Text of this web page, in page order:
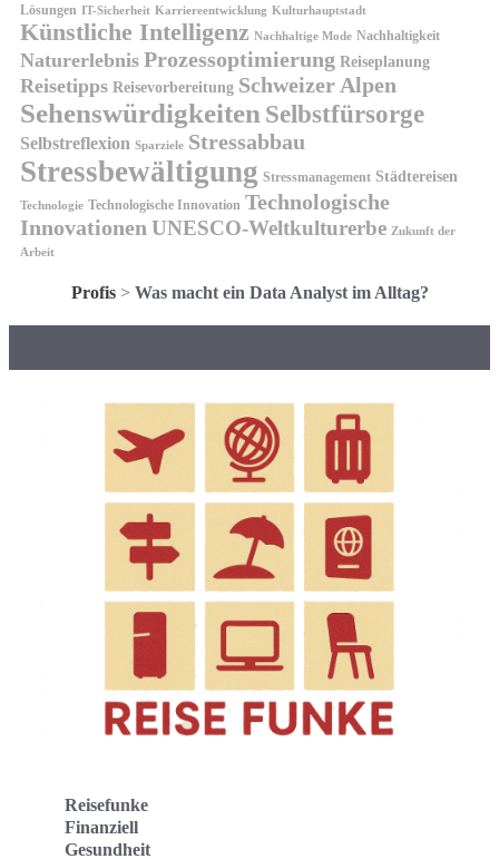
Lösungen IT-Sicherheit Karriereentwicklung Kulturhauptstadt
Künstliche Intelligenz Nachhaltige Mode Nachhaltigkeit
Naturerlebnis Prozessoptimierung Reiseplanung
Reisetipps Reisevorbereitung Schweizer Alpen
Sehenswürdigkeiten Selbstfürsorge
Selbstreflexion Sparziele Stressabbau
Stressbewältigung Stressmanagement Städtereisen
Technologie Technologische Innovation Technologische
Innovationen UNESCO-Weltkulturerbe Zukunft der
Arbeit
Profis> Was macht ein Data Analyst im Alltag?
Reisefunke
Finanziell
Gesundheit